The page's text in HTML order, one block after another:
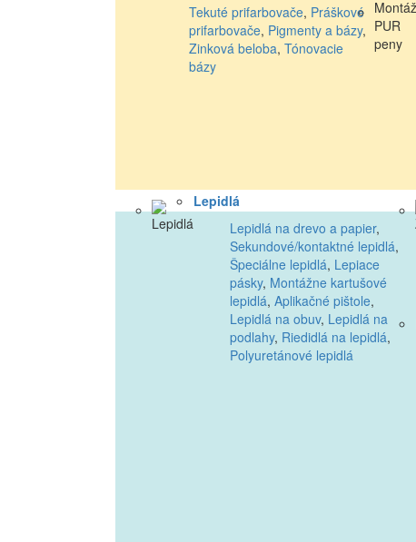
Tekuté prifarbovače, Práškové
prifarbovače, Pigmenty a bázy,
Zinková beloba, Tónovacie
bázy
Lepidlá
Lepidlá na drevo a papier,
Sekundové/kontaktné lepidlá,
Špeciálne lepidlá, Lepiace
pásky, Montážne kartušové
lepidlá, Aplikačné pištole,
Lepidlá na obuv, Lepidlá na
podlahy, Riedidlá na lepidlá,
Polyuretánové lepidlá